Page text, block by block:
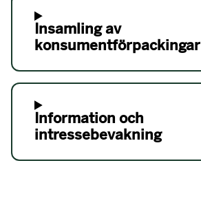
Insamling av
konsumentförpackingar
Information och
intressebevakning